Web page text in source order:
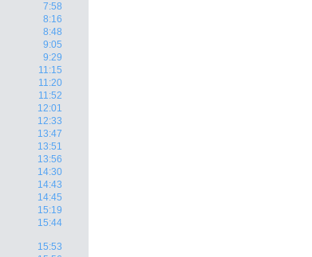
7:58
8:16
8:48
9:05
9:29
11:15
11:20
11:52
12:01
12:33
13:47
13:51
13:56
14:30
14:43
14:45
15:19
15:44
15:53